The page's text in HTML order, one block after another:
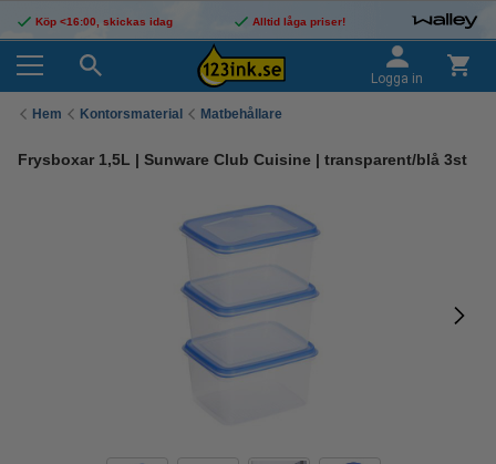
Köp <16:00, skickas idag Alltid låga priser!
Logga in
Hem Kontorsmaterial Matbehållare
Frysboxar 1,5L | Sunware Club Cuisine | transparent/blå 3st